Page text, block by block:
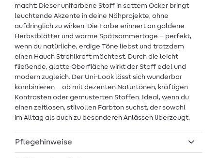
macht: Dieser unifarbene Stoff in sattem Ocker bringt
leuchtende Akzente in deine Nähprojekte, ohne
aufdringlich zu wirken. Die Farbe erinnert an goldene
Herbstblätter und warme Spätsommertage – perfekt,
wenn du natürliche, erdige Töne liebst und trotzdem
einen Hauch Strahlkraft möchtest. Durch die leicht
fließende, glatte Oberfläche wirkt der Stoff edel und
modern zugleich. Der Uni-Look lässt sich wunderbar
kombinieren – ob mit dezenten Naturtönen, kräftigen
Kontrasten oder gemusterten Stoffen. Ideal, wenn du
einen zeitlosen, stilvollen Farbton suchst, der sowohl
im Alltag als auch zu besonderen Anlässen überzeugt.
Pflegehinweise